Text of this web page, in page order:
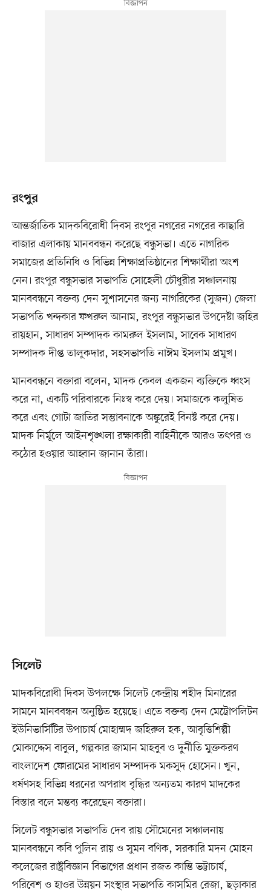
রংপুর
আন্তর্জাতিক মাদকবিরোধী দিবস রংপুর নগরের নগরের কাছারি
বাজার এলাকায় মানববন্ধন করেছে বন্ধুসভা। এতে নাগরিক
সমাজের প্রতিনিধি ও বিভিন্ন শিক্ষাপ্রতিষ্ঠানের শিক্ষার্থীরা অংশ
নেন। রংপুর বন্ধুসভার সভাপতি সোহেলী চৌধুরীর সঞ্চালনায়
মানববন্ধনে বক্তব্য দেন সুশাসনের জন্য নাগরিকের (সুজন) জেলা
সভাপতি খন্দকার ফখরুল আনাম, রংপুর বন্ধুসভার উপদেষ্টা জহির
রায়হান, সাধারণ সম্পাদক কামরুল ইসলাম, সাবেক সাধারণ
সম্পাদক দীপ্ত তালুকদার, সহসভাপতি নাঈম ইসলাম প্রমুখ।
মানববন্ধনে বক্তারা বলেন, মাদক কেবল একজন ব্যক্তিকে ধ্বংস
করে না, একটি পরিবারকে নিঃস্ব করে দেয়। সমাজকে কলুষিত
করে এবং গোটা জাতির সম্ভাবনাকে অঙ্কুরেই বিনষ্ট করে দেয়।
মাদক নির্মূলে আইনশৃঙ্খলা রক্ষাকারী বাহিনীকে আরও তৎপর ও
কঠোর হওয়ার আহ্বান জানান তাঁরা।
সিলেট
মাদকবিরোধী দিবস উপলক্ষে সিলেট কেন্দ্রীয় শহীদ মিনারের
সামনে মানববন্ধন অনুষ্ঠিত হয়েছে। এতে বক্তব্য দেন মেট্রোপলিটন
ইউনিভার্সিটির উপাচার্য মোহাম্মদ জহিরুল হক, আবৃত্তিশিল্পী
মোকাদ্দেস বাবুল, গল্পকার জামান মাহবুব ও দুর্নীতি মুক্তকরণ
বাংলাদেশ ফোরামের সাধারণ সম্পাদক মকসুদ হোসেন। খুন,
ধর্ষণসহ বিভিন্ন ধরনের অপরাধ বৃদ্ধির অন্যতম কারণ মাদকের
বিস্তার বলে মন্তব্য করেছেন বক্তারা।
সিলেট বন্ধুসভার সভাপতি দেব রায় সৌমেনের সঞ্চালনায়
মানববন্ধনে কবি পুলিন রায় ও সুমন বণিক, সরকারি মদন মোহন
কলেজের রাষ্ট্রবিজ্ঞান বিভাগের প্রধান রজত কান্তি ভট্টাচার্য,
পরিবেশ ও হাওর উন্নয়ন সংস্থার সভাপতি কাসমির রেজা, ছড়াকার